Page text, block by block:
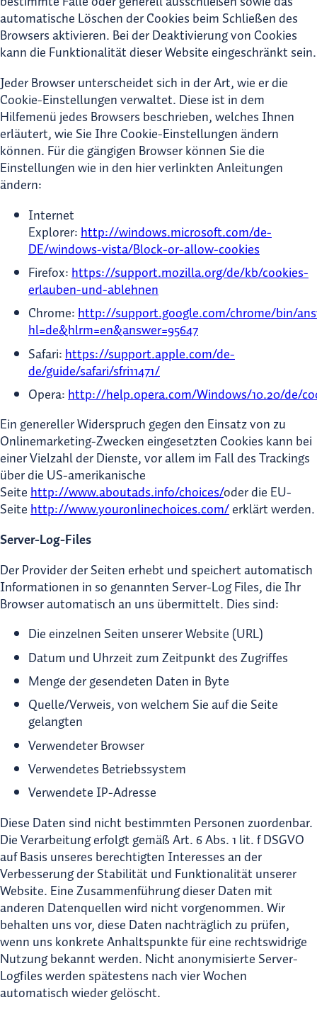
automatische Löschen der Cookies beim Schließen des
Browsers aktivieren. Bei der Deaktivierung von Cookies
kann die Funktionalität dieser Website eingeschränkt sein.
Jeder Browser unterscheidet sich in der Art, wie er die
Cookie-Einstellungen verwaltet. Diese ist in dem
Hilfemenü jedes Browsers beschrieben, welches Ihnen
erläutert, wie Sie Ihre Cookie-Einstellungen ändern
können. Für die gängigen Browser können Sie die
Einstellungen wie in den hier verlinkten Anleitungen
ändern:
Internet
Explorer:http://windows.microsoft.com/de-
DE/windows-vista/Block-or-allow-cookies
Firefox:https://support.mozilla.org/de/kb/cookies-
erlauben-und-ablehnen
Chrome:http://support.google.com/chrome/bin/
hl=de&hlrm=en&answer=95647
Safari:https://support.apple.com/de-
de/guide/safari/sfri11471/
Opera:http://help.opera.com/Windows/10.20/de/
Ein genereller Widerspruch gegen den Einsatz von zu
Onlinemarketing-Zwecken eingesetzten Cookies kann bei
einer Vielzahl der Dienste, vor allem im Fall des Trackings
über die US-amerikanische
Seitehttp://www.aboutads.info/choices/oder die EU-
Seitehttp://www.youronlinechoices.com/erklärt werden.
Server-Log-Files
Der Provider der Seiten erhebt und speichert automatisch
Informationen in so genannten Server-Log Files, die Ihr
Browser automatisch an uns übermittelt. Dies sind:
Die einzelnen Seiten unserer Website (URL)
Datum und Uhrzeit zum Zeitpunkt des Zugriffes
Menge der gesendeten Daten in Byte
Quelle/Verweis, von welchem Sie auf die Seite
gelangten
Verwendeter Browser
Verwendetes Betriebssystem
Verwendete IP-Adresse
Diese Daten sind nicht bestimmten Personen zuordenbar.
Die Verarbeitung erfolgt gemäß Art. 6 Abs. 1 lit. f DSGVO
auf Basis unseres berechtigten Interesses an der
Verbesserung der Stabilität und Funktionalität unserer
Website. Eine Zusammenführung dieser Daten mit
anderen Datenquellen wird nicht vorgenommen. Wir
behalten uns vor, diese Daten nachträglich zu prüfen,
wenn uns konkrete Anhaltspunkte für eine rechtswidrige
Nutzung bekannt werden. Nicht anonymisierte Server-
Logfiles werden spätestens nach vier Wochen
automatisch wieder gelöscht.